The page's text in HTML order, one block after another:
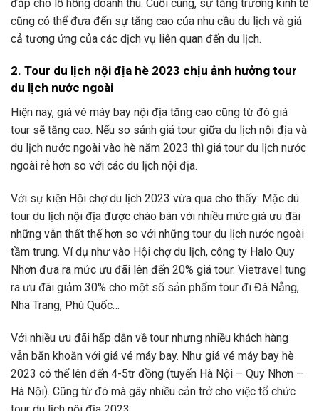
đắp cho lỗ hổng doanh thu. Cuối cùng, sự tăng trưởng kinh tế
cũng có thể đưa đến sự tăng cao của nhu cầu du lịch và giá
cả tương ứng của các dịch vụ liên quan đến du lịch.
2. Tour du lịch nội địa hè 2023 chịu ảnh hưởng tour
du lịch nước ngoài
Hiện nay, giá vé máy bay nội địa tăng cao cũng từ đó giá
tour sẽ tăng cao. Nếu so sánh giá tour giữa du lịch nội địa và
du lịch nước ngoài vào hè năm 2023 thì giá tour du lịch nước
ngoài rẻ hơn so với các du lịch nội địa.
Với sự kiện Hội chợ du lịch 2023 vừa qua cho thấy: Mặc dù
tour du lịch nội địa được chào bán với nhiều mức giá ưu đãi
những vẫn thất thế hơn so với những tour du lịch nước ngoài
tầm trung. Ví dụ như vào Hội chợ du lịch, công ty Halo Quy
Nhơn đưa ra mức ưu đãi lên đến 20% giá tour. Vietravel tung
ra ưu đãi giảm 30% cho một số sản phẩm tour đi Đà Nẵng,
Nha Trang, Phú Quốc…
Với nhiều ưu đãi hấp dẫn về tour nhưng nhiều khách hàng
vẫn băn khoăn với giá vé máy bay. Như giá vé máy bay hè
2023 có thể lên đến 4-5tr đồng (tuyến Hà Nội – Quy Nhơn –
Hà Nội). Cũng từ đó mà gây nhiều cản trở cho việc tổ chức